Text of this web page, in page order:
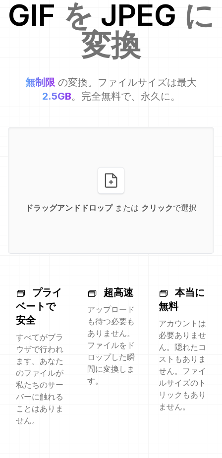
GIF を JPEG に
変換
無制限 の変換。ファイルサイズは最大
2.5GB。完全無料で、永久に。
ドラッグアンドドロップ または クリックで選択
プライ
ベートで
安全
すべてがブラ
ウザで行われ
ます。あなた
のファイルが
私たちのサー
バーに触れる
ことはありま
せん。
超高速
アップロード
も待つ必要も
ありません。
ファイルをド
ロップした瞬
間に変換しま
す。
本当に
無料
アカウントは
必要ありませ
ん。隠れたコ
ストもありま
せん。ファイ
ルサイズのト
リックもあり
ません。